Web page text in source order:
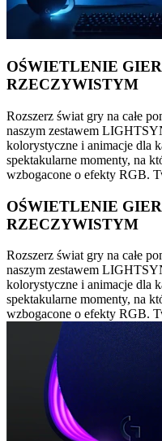
OŚWIETLENIE
RZECZYWISTYM
Rozszerz świat gry na całe
naszym zestawem
kolorystyczne i animacje dla
spektakularne momenty, na
wzbogacone o efekty RGB.
OŚWIETLENIE
RZECZYWISTYM
Rozszerz świat gry na całe
naszym zestawem
kolorystyczne i animacje dla
spektakularne momenty, na
wzbogacone o efekty RGB.